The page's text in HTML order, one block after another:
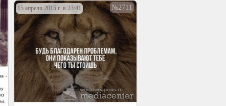
15 апреля 2015 г. в 23:41 №2711